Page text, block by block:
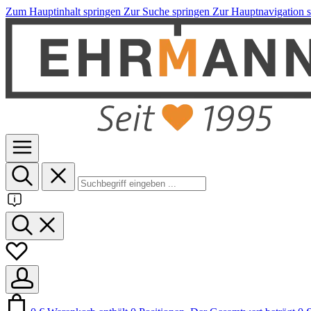
Zum Hauptinhalt springen Zur Suche springen Zur Hauptnavigation